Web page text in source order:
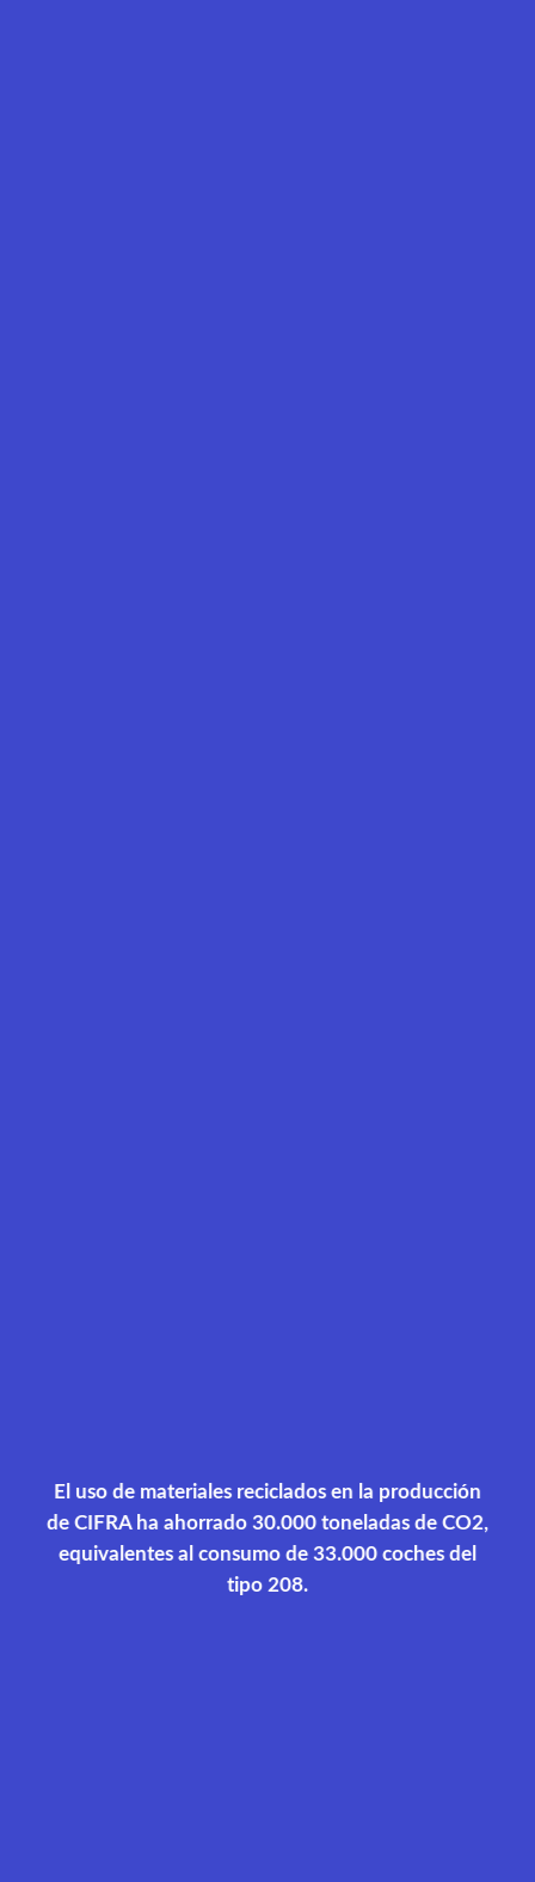
El uso de materiales reciclados en la producción
de CIFRA ha ahorrado 30.000 toneladas de CO2,
equivalentes al consumo de 33.000 coches del
tipo 208.